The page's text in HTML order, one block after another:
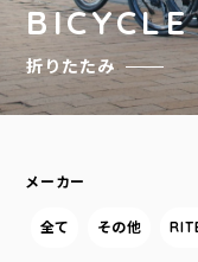
BICYCLE
折りたたみ
メーカー
全て その他